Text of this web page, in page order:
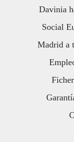
Davinia
Social
Madrid a